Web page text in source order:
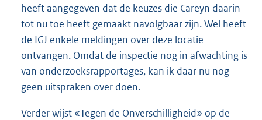
heeft aangegeven dat de keuzes die Careyn daarin
tot nu toe heeft gemaakt navolgbaar zijn. Wel heeft
de IGJ enkele meldingen over deze locatie
ontvangen. Omdat de inspectie nog in afwachting is
van onderzoeksrapportages, kan ik daar nu nog
geen uitspraken over doen.
Verder wijst «Tegen de Onverschilligheid» op de